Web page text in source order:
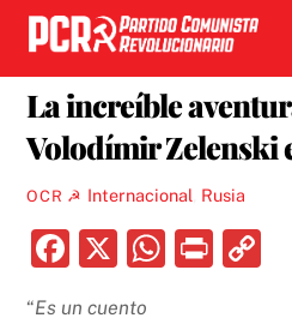
Skip
content
La increíble
Volodímir Zelenski
OCR ☭ Internacional Rusia
F
X
W P
“Es un cuento